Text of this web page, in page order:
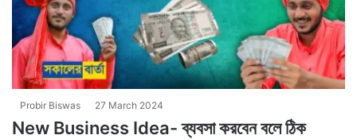
Probir Biswas 27 March 2024
New Business Idea- ব্যবসা করবেন বলে ঠিক